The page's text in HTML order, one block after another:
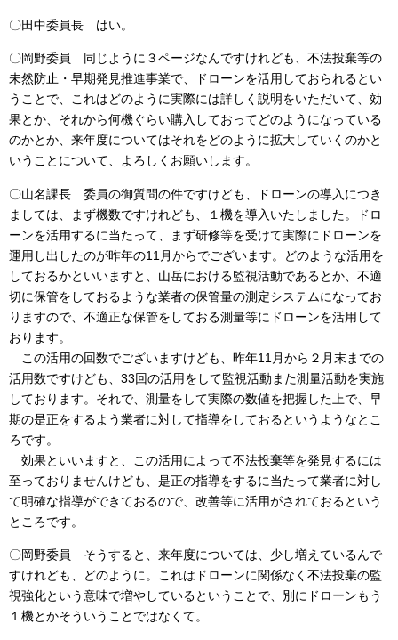
〇田中委員長 はい。
〇岡野委員 同じように３ページなんですけれども、不法投棄等の
未然防止・早期発見推進事業で、ドローンを活用しておられるとい
うことで、これはどのように実際には詳しく説明をいただいて、効
果とか、それから何機ぐらい購入しておってどのようになっている
のかとか、来年度についてはそれをどのように拡大していくのかと
いうことについて、よろしくお願いします。
〇山名課長 委員の御質問の件ですけども、ドローンの導入につき
ましては、まず機数ですけれども、１機を導入いたしました。ドロ
ーンを活用するに当たって、まず研修等を受けて実際にドローンを
運用し出したのが昨年の11月からでございます。どのような活用を
しておるかといいますと、山岳における監視活動であるとか、不適
切に保管をしておるような業者の保管量の測定システムになってお
りますので、不適正な保管をしておる測量等にドローンを活用して
おります。
この活用の回数でございますけども、昨年11月から２月末までの
活用数ですけども、33回の活用をして監視活動また測量活動を実施
しております。それで、測量をして実際の数値を把握した上で、早
期の是正をするよう業者に対して指導をしておるというようなとこ
ろです。
効果といいますと、この活用によって不法投棄等を発見するには
至っておりませんけども、是正の指導をするに当たって業者に対し
て明確な指導ができておるので、改善等に活用がされておるという
ところです。
〇岡野委員 そうすると、来年度については、少し増えているんで
すけれども、どのように。これはドローンに関係なく不法投棄の監
視強化という意味で増やしているということで、別にドローンもう
１機とかそういうことではなくて。